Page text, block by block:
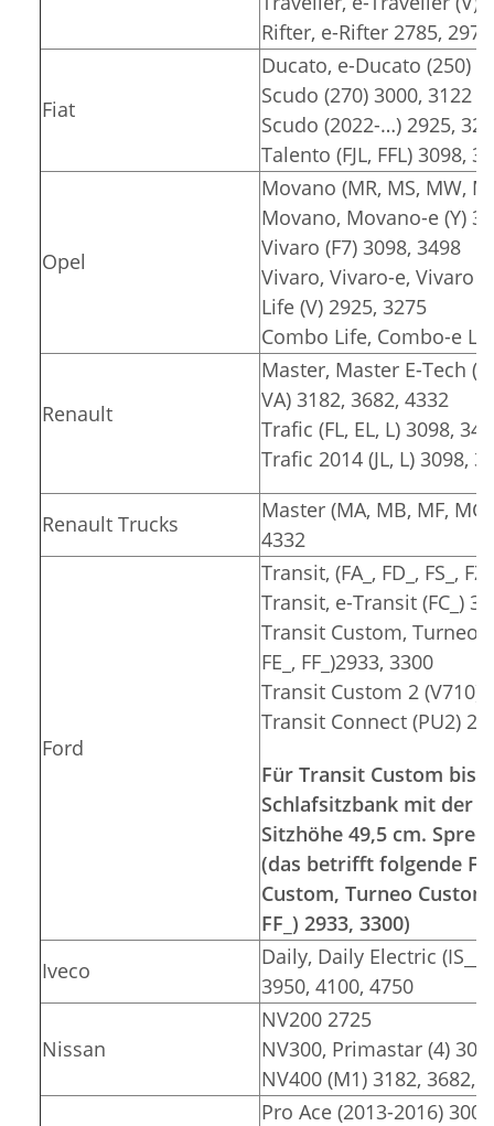
Rifter, e-Rifter 2785, 2975
Fiat
Ducato, e-Ducato (250)
Scudo (270) 3000, 3122
Scudo (2022-…) 2925,
Talento (FJL, FFL) 3098,
Opel
Movano (MR, MS, MW,
Movano, Movano-e (Y)
Vivaro (F7) 3098, 3498
Vivaro, Vivaro-e, Vivaro
Life (V) 2925, 3275
Combo Life, Combo-e
Renault
Master, Master E-Tech
VA) 3182, 3682, 4332
Trafic (FL, EL, L) 3098,
Trafic 2014 (JL, L) 3098,
Renault Trucks
Master (MA, MB, MF,
4332
Ford
Transit, (FA_, FD_, FS_,
Transit, e-Transit (FC_)
Transit Custom, Turneo
FE_, FF_)2933, 3300
Transit Custom 2 (V710)
Transit Connect (PU2)
Für Transit Custom bis
Schlafsitzbank mit der
Sitzhöhe 49,5 cm.
(das betrifft folgende
Custom, Turneo Custom
FF_) 2933, 3300)
Iveco
Daily, Daily Electric
3950, 4100, 4750
Nissan
NV200 2725
NV300, Primastar (4)
NV400 (M1) 3182, 3682,
Pro Ace (2013-2016)